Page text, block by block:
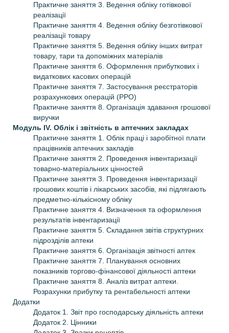
Практичне заняття 3. Ведення обліку готівкової
реалізації
Практичне заняття 4. Ведення обліку безготівкової
реалізації товару
Практичне заняття 5. Ведення обліку інших витрат
товару, тари та допоміжних матеріалів
Практичне заняття 6. Оформлення прибуткових і
видаткових касових операцій
Практичне заняття 7. Застосування реєстраторів
розрахункових операцій (РРО)
Практичне заняття 8. Організація здавання грошової
виручки
Модуль IV. Облік і звітність в аптечних закладах
Практичне заняття 1. Облік праці і заробітної плати
працівників аптечних закладів
Практичне заняття 2. Проведення інвентаризації
товарно-матеріальних цінностей
Практичне заняття 3. Проведення інвентаризації
грошових коштів і лікарських засобів, які підлягають
предметно-кількісному обліку
Практичне заняття 4. Визначення та оформлення
результатів інвентаризації
Практичне заняття 5. Складання звітів структурних
підрозділів аптеки
Практичне заняття 6. Організація звітності аптек
Практичне заняття 7. Планування основних
показників торгово-фінансової діяльності аптеки
Практичне заняття 8. Аналіз витрат аптеки.
Розрахунки прибутку та рентабельності аптеки
Додатки
Додаток 1. Звіт про господарську діяльність аптеки
Додаток 2. Цінники